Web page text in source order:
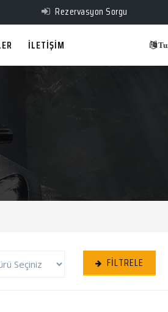
Rezervasyon Sorgu
İLETİŞİM
FILTRELE